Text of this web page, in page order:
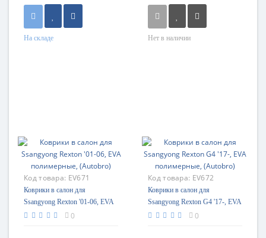
На складе Нет в наличии
Код товара: EV671
Коврики в салон для
Ssangyong Rexton '01-06, EVA
полимерные, (Autobro)
0
Код товара: EV672
Коврики в салон для
Ssangyong Rexton G4 '17-, EVA
полимерные, (Autobro)
0